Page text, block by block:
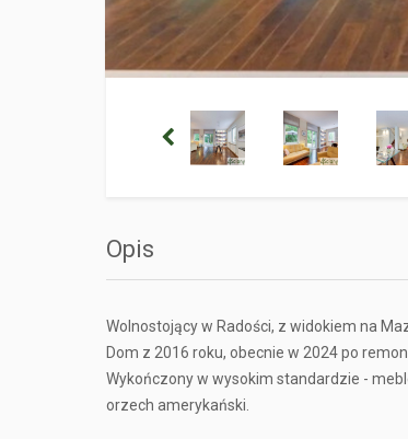
Opis
Wolnostojący w Radości, z widokiem na
Dom z 2016 roku, obecnie w 2024 po
Wykończony w wysokim standardzie -
orzech amerykański.